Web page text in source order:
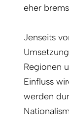
eher
Jenseits
Regionen
Einfluss
werden